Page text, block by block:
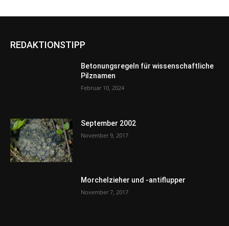
REDAKTIONSTIPP
Betonungsregeln für wissenschaftliche
Pilznamen
Februar 10, 2024
September 2002
November 9, 2017
Morchelzieher und -antiflupper
November 7, 2017